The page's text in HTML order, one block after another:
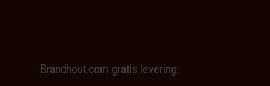
Brandhout.com gratis levering: